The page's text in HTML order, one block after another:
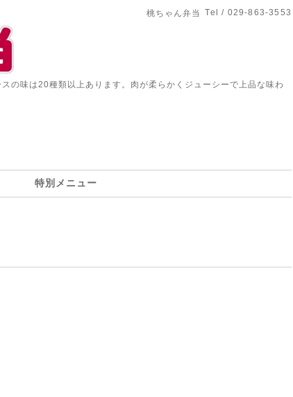
桃ちゃん弁当 Tel / 029-863-3553
の味は20種類以上あります。肉が柔らかくジューシーで上品な味わ
特別メニュー